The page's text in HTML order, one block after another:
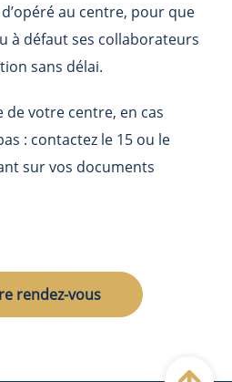
au centre, pour que
à défaut ses collaborateurs
sans délai.
de votre centre, en cas
: contactez le 15 ou le
sur vos documents
rendez-vous